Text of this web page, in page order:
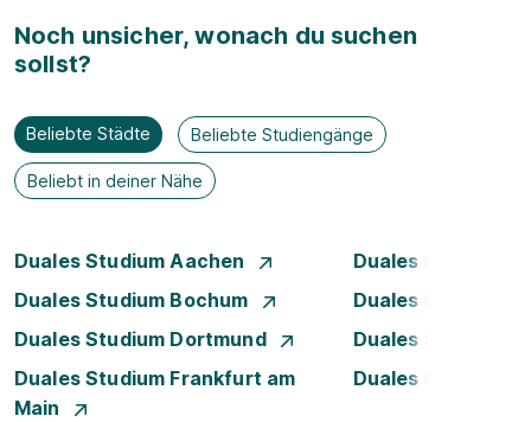
Noch unsicher, wonach du suchen
sollst?
Beliebte Städte Beliebte Studiengänge
Beliebt in deiner Nähe
Duales Studium Aachen
Duales Studium
Duales Studium Bochum
Duales Studium
Duales Studium Dortmund
Duales Studium
Duales Studium Frankfurt am
Main
Duales Studium